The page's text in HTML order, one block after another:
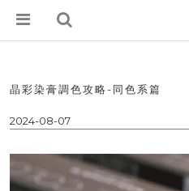
晶彩染膏調色攻略-同色系篇
2024-08-07